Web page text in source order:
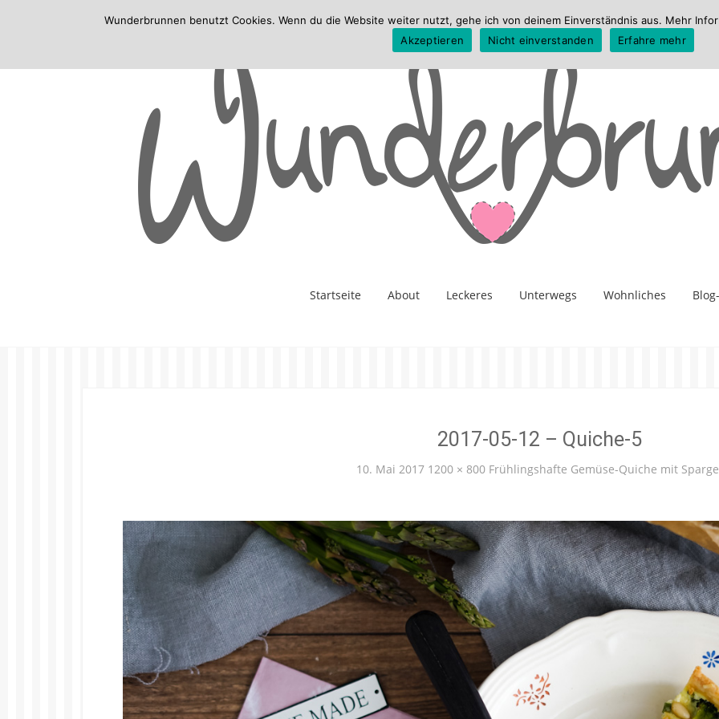
Startseite About Leckeres Unterwegs Wohnliches
2017-05-12 – Quiche-5
10. Mai 2017 1200 × 800 Frühlingshafte Gemüse-Quiche mit
Wunderbrunnen benutzt Cookies. Wenn du die Website weiter nutzt, gehe ich von deinem Einverständnis aus. Mehr
Akzeptieren
Nicht einverstanden Erfahre mehr